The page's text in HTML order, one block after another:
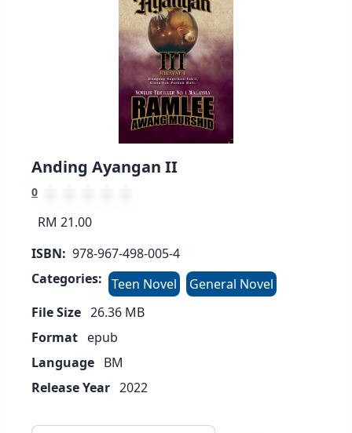
Anding Ayangan II
0
RM 21.00
ISBN: 978-967-498-005-4
Categories: Teen Novel
General Novel
File Size 26.36 MB
Format epub
Language BM
Release Year 2022